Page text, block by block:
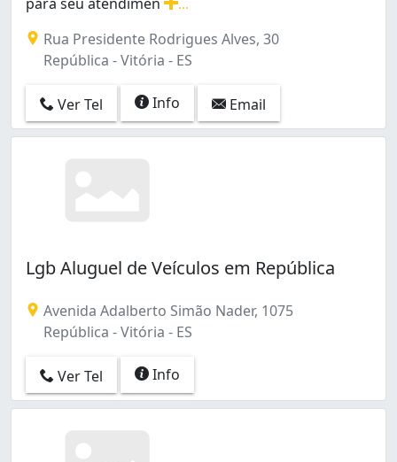
Rua Presidente Rodrigues Alves, 30
República - Vitória - ES
Ver Tel Info Email
Lgb Aluguel de Veículos em República
Avenida Adalberto Simão Nader, 1075
República - Vitória - ES
Ver Tel Info